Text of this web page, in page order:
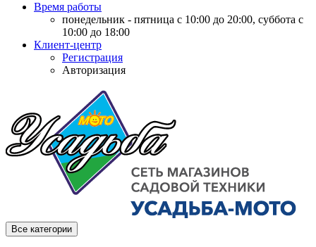
Время работы
понедельник - пятница с 10:00 до 20:00, суббота с
10:00 до 18:00
Клиент-центр
Регистрация
Авторизация
Все категории